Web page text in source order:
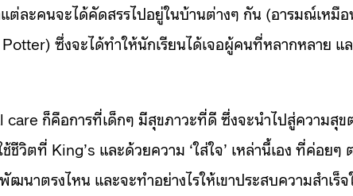
ต่ละคนจะได้คัดสรรไปอยู่ในบ้านต่างๆ กัน (อารมณ์เหมื
ซึ่งจะได้ทำให้นักเรียนได้เจอผู้คนที่หลากหลาย แ
ก็คือการที่เด็กๆ มีสุขภาวะที่ดี ซึ่งจะนำไปสู่ความสุข
วิตที่ King’s และด้วยความ ‘ใส่ใจ’ เหล่านี้เอง ที่ค่อยๆ
นาตรงไหน และจะทำอย่างไรให้เขาประสบความสำเร็จ